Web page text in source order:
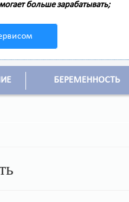
больше зарабатывать;
БЕРЕМЕННОСТЬ